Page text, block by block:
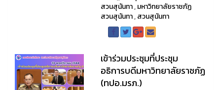
สวนสุนันทา,มหาวิทยาลัยราชภัฏ
สวนสุนันทา,สวนสุนันทา
เข้าร่วมประชุมที่ประชุม
อธิการบดีมหาวิทยาลัยราชภัฏ
(ทปอ.มรภ.)